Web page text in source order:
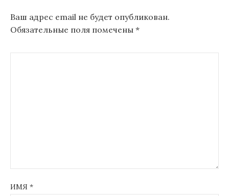
Ваш адрес email не будет опубликован.
Обязательные поля помечены *
ИМЯ *